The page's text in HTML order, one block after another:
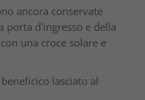
ancora conservate
porta d'ingresso e della
una croce solare e
lasciato al